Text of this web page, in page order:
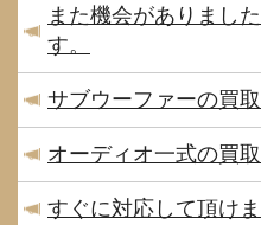
また機会がありまし
す。
サブウーファーの買
オーディオ一式の買
すぐに対応して頂けま